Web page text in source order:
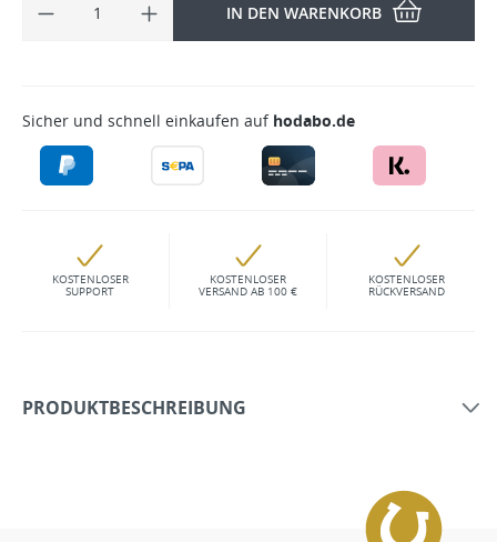
IN DEN WARENKORB
Sicher und schnell einkaufen auf hodabo.de
KOSTENLOSER
SUPPORT
KOSTENLOSER
VERSAND AB 100 €
KOSTENLOSER
RÜCKVERSAND
PRODUKTBESCHREIBUNG